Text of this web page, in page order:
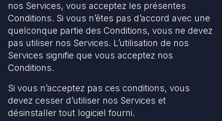
nos Services, vous acceptez les présentes
Conditions. Si vous n’êtes pas d’accord avec une
quelconque partie des Conditions, vous ne devez
pas utiliser nos Services. L’utilisation de nos
Services signifie que vous acceptez nos
Conditions.
Si vous n’acceptez pas ces conditions, vous
devez cesser d’utiliser nos Services et
désinstaller tout logiciel fourni.